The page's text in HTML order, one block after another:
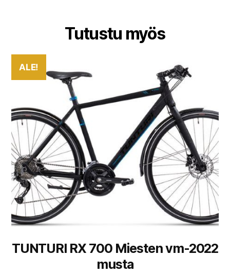
Tutustu myös
ALE!
TUNTURI RX 700 Miesten vm-2022
musta